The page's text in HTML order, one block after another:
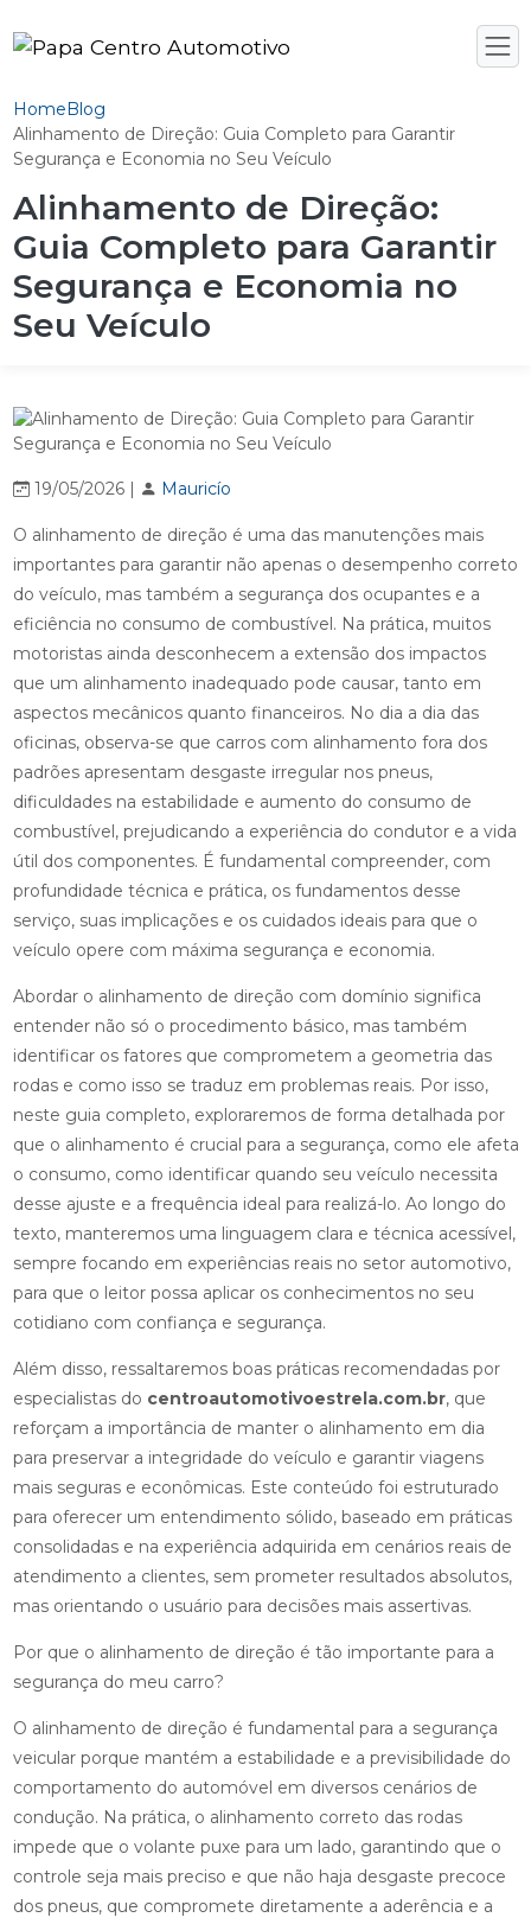
HomeBlog
Alinhamento de Direção: Guia Completo para Garantir
Segurança e Economia no Seu Veículo
Alinhamento de Direção:
Guia Completo para Garantir
Segurança e Economia no
Seu Veículo
19/05/2026 | Mauricío
O alinhamento de direção é uma das manutenções mais
importantes para garantir não apenas o desempenho correto
do veículo, mas também a segurança dos ocupantes e a
eficiência no consumo de combustível. Na prática, muitos
motoristas ainda desconhecem a extensão dos impactos
que um alinhamento inadequado pode causar, tanto em
aspectos mecânicos quanto financeiros. No dia a dia das
oficinas, observa-se que carros com alinhamento fora dos
padrões apresentam desgaste irregular nos pneus,
dificuldades na estabilidade e aumento do consumo de
combustível, prejudicando a experiência do condutor e a vida
útil dos componentes. É fundamental compreender, com
profundidade técnica e prática, os fundamentos desse
serviço, suas implicações e os cuidados ideais para que o
veículo opere com máxima segurança e economia.
Abordar o alinhamento de direção com domínio significa
entender não só o procedimento básico, mas também
identificar os fatores que comprometem a geometria das
rodas e como isso se traduz em problemas reais. Por isso,
neste guia completo, exploraremos de forma detalhada por
que o alinhamento é crucial para a segurança, como ele afeta
o consumo, como identificar quando seu veículo necessita
desse ajuste e a frequência ideal para realizá-lo. Ao longo do
texto, manteremos uma linguagem clara e técnica acessível,
sempre focando em experiências reais no setor automotivo,
para que o leitor possa aplicar os conhecimentos no seu
cotidiano com confiança e segurança.
Além disso, ressaltaremos boas práticas recomendadas por
especialistas do centroautomotivoestrela.com.br, que
reforçam a importância de manter o alinhamento em dia
para preservar a integridade do veículo e garantir viagens
mais seguras e econômicas. Este conteúdo foi estruturado
para oferecer um entendimento sólido, baseado em práticas
consolidadas e na experiência adquirida em cenários reais de
atendimento a clientes, sem prometer resultados absolutos,
mas orientando o usuário para decisões mais assertivas.
Por que o alinhamento de direção é tão importante para a
segurança do meu carro?
O alinhamento de direção é fundamental para a segurança
veicular porque mantém a estabilidade e a previsibilidade do
comportamento do automóvel em diversos cenários de
condução. Na prática, o alinhamento correto das rodas
impede que o volante puxe para um lado, garantindo que o
controle seja mais preciso e que não haja desgaste precoce
dos pneus, que compromete diretamente a aderência e a